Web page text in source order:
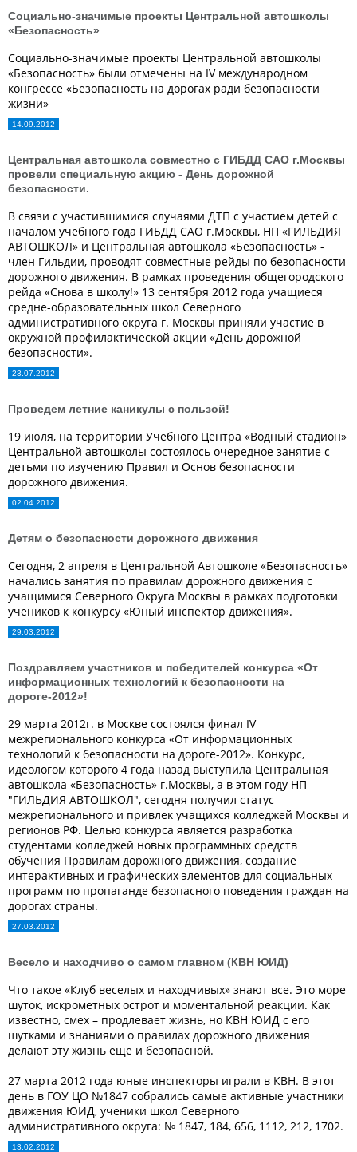
Социально-значимые проекты Центральной автошколы
«Безопасность»
Социально-значимые проекты Центральной автошколы
«Безопасность» были отмечены на IV международном
конгрессе «Безопасность на дорогах ради безопасности
жизни»
14.09.2012
Центральная автошкола совместно с ГИБДД САО г.Москвы
провели специальную акцию - День дорожной
безопасности.
В связи с участившимися случаями ДТП с участием детей с
началом учебного года ГИБДД САО г.Москвы, НП «ГИЛЬДИЯ
АВТОШКОЛ» и Центральная автошкола «Безопасность» -
член Гильдии, проводят совместные рейды по безопасности
дорожного движения. В рамках проведения общегородского
рейда «Снова в школу!» 13 сентября 2012 года учащиеся
средне-образовательных школ Северного
административного округа г. Москвы приняли участие в
окружной профилактической акции «День дорожной
безопасности».
23.07.2012
Проведем летние каникулы с пользой!
19 июля, на территории Учебного Центра «Водный стадион»
Центральной автошколы состоялось очередное занятие с
детьми по изучению Правил и Основ безопасности
дорожного движения.
02.04.2012
Детям о безопасности дорожного движения
Сегодня, 2 апреля в Центральной Автошколе «Безопасность»
начались занятия по правилам дорожного движения с
учащимися Северного Округа Москвы в рамках подготовки
учеников к конкурсу «Юный инспектор движения».
29.03.2012
Поздравляем участников и победителей конкурса «От
информационных технологий к безопасности на
дороге-2012»!
29 марта 2012г. в Москве состоялся финал IV
межрегионального конкурса «От информационных
технологий к безопасности на дороге-2012». Конкурс,
идеологом которого 4 года назад выступила Центральная
автошкола «Безопасность» г.Москвы, а в этом году НП
"ГИЛЬДИЯ АВТОШКОЛ", сегодня получил статус
межрегионального и привлек учащихся колледжей Москвы и
регионов РФ. Целью конкурса является разработка
студентами колледжей новых программных средств
обучения Правилам дорожного движения, создание
интерактивных и графических элементов для социальных
программ по пропаганде безопасного поведения граждан на
дорогах страны.
27.03.2012
Весело и находчиво о самом главном (КВН ЮИД)
Что такое «Клуб веселых и находчивых» знают все. Это море
шуток, искрометных острот и моментальной реакции. Как
известно, смех – продлевает жизнь, но КВН ЮИД с его
шутками и знаниями о правилах дорожного движения
делают эту жизнь еще и безопасной.
27 марта 2012 года юные инспекторы играли в КВН. В этот
день в ГОУ ЦО №1847 собрались самые активные участники
движения ЮИД, ученики школ Северного
административного округа: № 1847, 184, 656, 1112, 212, 1702.
13.02.2012